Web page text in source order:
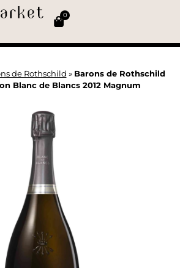
0
de Rothschild » Barons de Rothschild
Blanc de Blancs 2012 Magnum